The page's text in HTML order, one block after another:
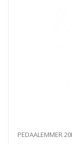
PEDAALEMMER